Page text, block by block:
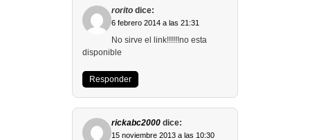
rorito dice:
6 febrero 2014 a las 21:31
No sirve el link!!!!!!no esta
disponible
Responder
rickabc2000 dice:
15 noviembre 2013 a las 10:30